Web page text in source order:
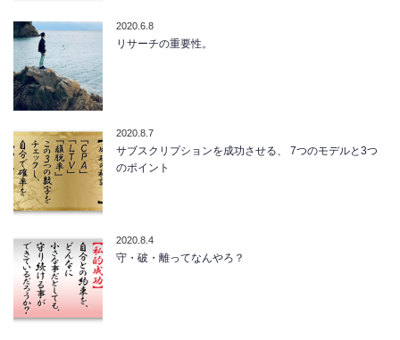
2020.6.8
リサーチの重要性。
2020.8.7
サブスクリプションを成功させる、 7つのモデルと3つ
のポイント
2020.8.4
守・破・離ってなんやろ？